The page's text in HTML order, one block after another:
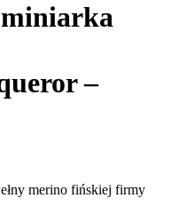
–
merino fińskiej firmy